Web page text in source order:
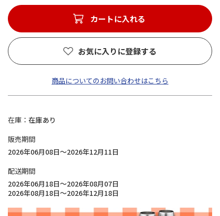
カートに入れる
お気に入りに登録する
商品についてのお問い合わせはこちら
在庫
在庫あり
販売期間
2026年06月08日～2026年12月11日
配送期間
2026年06月18日～2026年08月07日
2026年08月18日～2026年12月18日